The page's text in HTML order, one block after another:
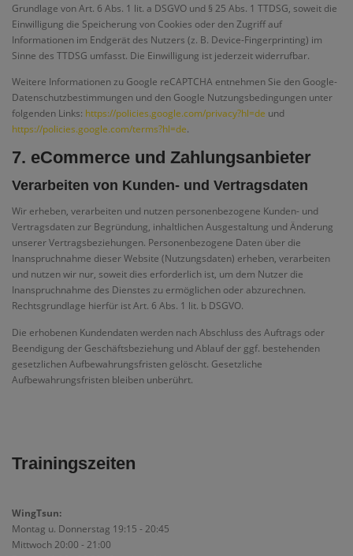
Grundlage von Art. 6 Abs. 1 lit. a DSGVO und § 25 Abs. 1 TTDSG, soweit die
Einwilligung die Speicherung von Cookies oder den Zugriff auf
Informationen im Endgerät des Nutzers (z. B. Device-Fingerprinting) im
Sinne des TTDSG umfasst. Die Einwilligung ist jederzeit widerrufbar.
Weitere Informationen zu Google reCAPTCHA entnehmen Sie den Google-
Datenschutzbestimmungen und den Google Nutzungsbedingungen unter
folgenden Links: https://policies.google.com/privacy?hl=de und
https://policies.google.com/terms?hl=de.
7. eCommerce und Zahlungs­anbieter
Verarbeiten von Kunden- und Vertragsdaten
Wir erheben, verarbeiten und nutzen personenbezogene Kunden- und
Vertragsdaten zur Begründung, inhaltlichen Ausgestaltung und Änderung
unserer Vertragsbeziehungen. Personenbezogene Daten über die
Inanspruchnahme dieser Website (Nutzungsdaten) erheben, verarbeiten
und nutzen wir nur, soweit dies erforderlich ist, um dem Nutzer die
Inanspruchnahme des Dienstes zu ermöglichen oder abzurechnen.
Rechtsgrundlage hierfür ist Art. 6 Abs. 1 lit. b DSGVO.
Die erhobenen Kundendaten werden nach Abschluss des Auftrags oder
Beendigung der Geschäftsbeziehung und Ablauf der ggf. bestehenden
gesetzlichen Aufbewahrungsfristen gelöscht. Gesetzliche
Aufbewahrungsfristen bleiben unberührt.
Trainingszeiten
WingTsun:
Montag u. Donnerstag 19:15 - 20:45
Mittwoch 20:00 - 21:00